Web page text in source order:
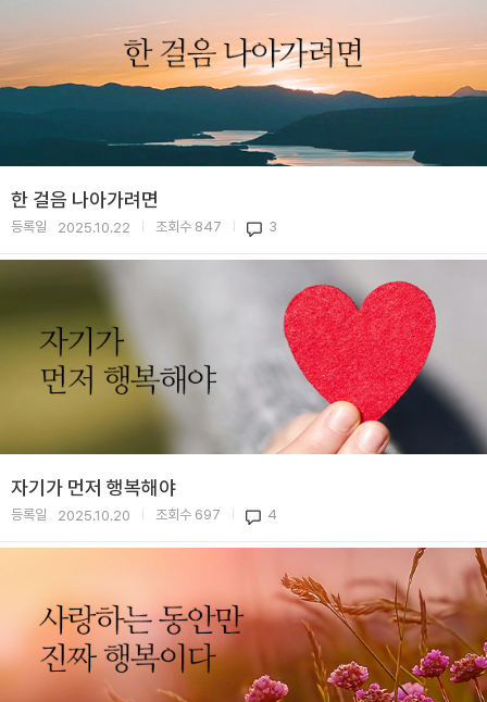
한 걸음 나아가려면
등록일 2025.10.22 조회수 847 3
자기가 먼저 행복해야
등록일 2025.10.20 조회수 697 4